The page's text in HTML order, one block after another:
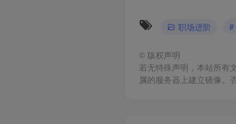
职场进阶 #
© 版权声明
若无特殊声明，本站所有
属的服务器上建立镜像。